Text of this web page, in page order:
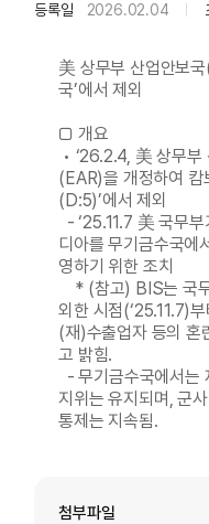
등록일 2026.02.04
美 상무부 산업안보
국’에서 제외
□ 개요
• ‘26.2.4, 美 상무
(EAR)을 개정하여 캄
(D:5)’에서 제외
- ‘25.11.7 美 국무
디아를 무기금수국에
영하기 위한 조치
* (참고) BIS는 국무
외한 시점(‘25.11.7)
(재)수출업자 등의 혼
고 밝힘.
- 무기금수국에서는
지위는 유지되며, 군
통제는 지속됨.
첨부파일